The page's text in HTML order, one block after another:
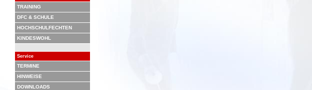
TRAINING
DFC & SCHULE
HOCHSCHULFECHTEN
KINDESWOHL
Service
TERMINE
HINWEISE
DOWNLOADS